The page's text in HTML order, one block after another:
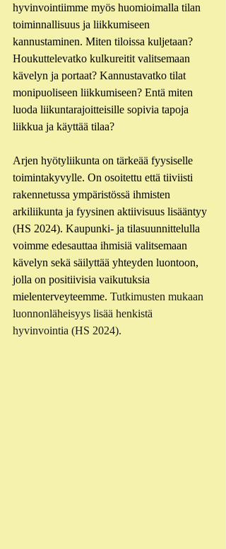
hyvinvointiimme myös huomioimalla tilan
toiminnallisuus ja liikkumiseen
kannustaminen. Miten tiloissa kuljetaan?
Houkuttelevatko kulkureitit valitsemaan
kävelyn ja portaat? Kannustavatko tilat
monipuoliseen liikkumiseen? Entä miten
luoda liikuntarajoitteisille sopivia tapoja
liikkua ja käyttää tilaa?
Arjen hyötyliikunta on tärkeää fyysiselle
toimintakyvylle. On osoitettu että tiiviisti
rakennetussa ympäristössä ihmisten
arkiliikunta ja fyysinen aktiivisuus lisääntyy
(HS 2024). Kaupunki- ja tilasuunnittelulla
voimme edesauttaa ihmisiä valitsemaan
kävelyn sekä säilyttää yhteyden luontoon,
jolla on positiivisia vaikutuksia
mielenterveyteemme. Tutkimusten mukaan
luonnonläheisyys lisää henkistä
hyvinvointia (HS 2024).